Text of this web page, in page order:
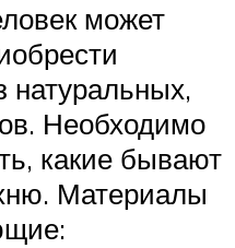
может
натуральных,
Необходимо
какие бывают
Материалы